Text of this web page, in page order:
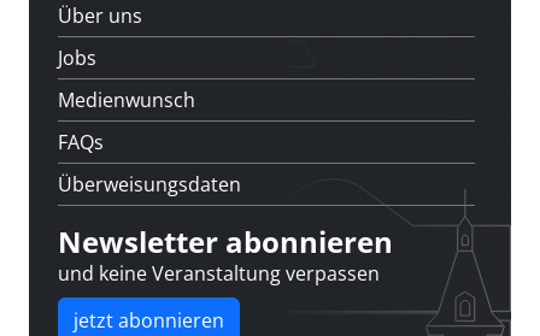
Über uns
Jobs
Medienwunsch
FAQs
Überweisungsdaten
Newsletter abonnieren
und keine Veranstaltung verpassen
jetzt abonnieren